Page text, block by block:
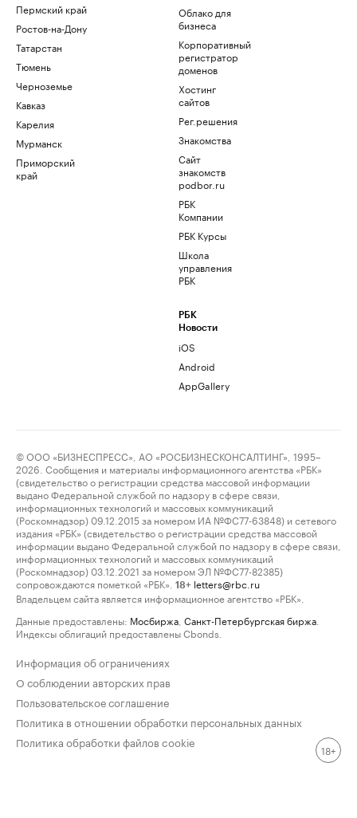
Пермский край
Ростов-на-Дону
Татарстан
Тюмень
Черноземье
Кавказ
Карелия
Мурманск
Приморский
край
Облако для
бизнеса
Корпоративный
регистратор
доменов
Хостинг
сайтов
Рег.решения
Знакомства
Сайт
знакомств
podbor.ru
РБК
Компании
РБК Курсы
Школа
управления
РБК
РБК
Новости
iOS
Android
AppGallery
© ООО «БИЗНЕСПРЕСС», АО «РОСБИЗНЕСКОНСАЛТИНГ», 1995–
2026. Сообщения и материалы информационного агентства «РБК»
(свидетельство о регистрации средства массовой информации
выдано Федеральной службой по надзору в сфере связи,
информационных технологий и массовых коммуникаций
(Роскомнадзор) 09.12.2015 за номером ИА №ФС77-63848) и сетевого
издания «РБК» (свидетельство о регистрации средства массовой
информации выдано Федеральной службой по надзору в сфере связи,
информационных технологий и массовых коммуникаций
(Роскомнадзор) 03.12.2021 за номером ЭЛ №ФС77-82385)
сопровождаются пометкой «РБК».
18+ letters@rbc.ru
Владельцем сайта является информационное агентство «РБК».
Данные предоставлены: Мосбиржа Санкт-Петербургская биржа
Индексы облигаций предоставлены Cbonds.
Информация об ограничениях
О соблюдении авторских прав
Пользовательское соглашение
Политика в отношении обработки персональных данных
Политика обработки файлов cookie
18+